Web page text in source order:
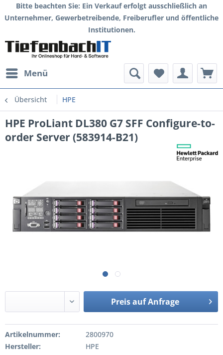
Bitte beachten Sie: Ein Verkauf erfolgt ausschließlich an
Unternehmer, Gewerbetreibende, Freiberufler und öffentliche
Institutionen.
Menü
Übersicht HPE
HPE ProLiant DL380 G7 SFF Configure-to-
order Server (583914-B21)
Preis auf Anfrage
Artikelnummer:
2800970
Hersteller:
HPE